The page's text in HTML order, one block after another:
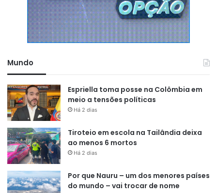
ou não intervir nos interesses
brasileiros. Estamos tratando aqui
de uma área absolutamente
desenvolvimento no século XXI”
afirmou.
Segundo ela, o texto não estabelece percentuais sobre o
limite do capital estrangeiro.
Atualmente há apenas uma mina de terras raras em
operação no país: a Serra Verde, em Minaçu, em Goiás,
que funciona desde 2024. A mineradora foi comprada pela
Mundo
Espriella toma posse na Colômbia em
meio a tensões políticas
Há 2 dias
Tiroteio em escola na Tailândia deixa
ao menos 6 mortos
Há 2 dias
Por que Nauru – um dos menores países
do mundo – vai trocar de nome